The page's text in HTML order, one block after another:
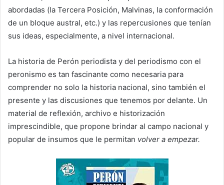
abordadas (la Tercera Posición, Malvinas, la conformación
de un bloque austral, etc.) y las repercusiones que tenían
sus ideas, especialmente, a nivel internacional.
La historia de Perón periodista y del periodismo con el
peronismo es tan fascinante como necesaria para
comprender no solo la historia nacional, sino también el
presente y las discusiones que tenemos por delante. Un
material de reflexión, archivo e historización
imprescindible, que propone brindar al campo nacional y
popular de insumos que le permitan volver a empezar.